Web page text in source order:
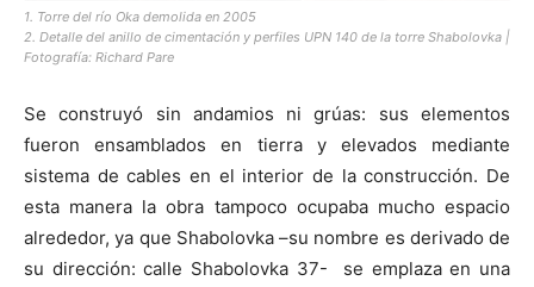
1. Torre del río Oka demolida en 2005
2. Detalle del anillo de cimentación y perfiles UPN 140 de la torre Shabolovka |
Fotografía: Richard Pare
Se construyó sin andamios ni grúas: sus elementos
fueron ensamblados en tierra y elevados mediante
sistema de cables en el interior de la construcción. De
esta manera la obra tampoco ocupaba mucho espacio
alrededor, ya que Shabolovka –su nombre es derivado de
su dirección: calle Shabolovka 37- se emplaza en una